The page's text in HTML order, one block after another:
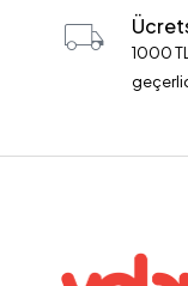
1000